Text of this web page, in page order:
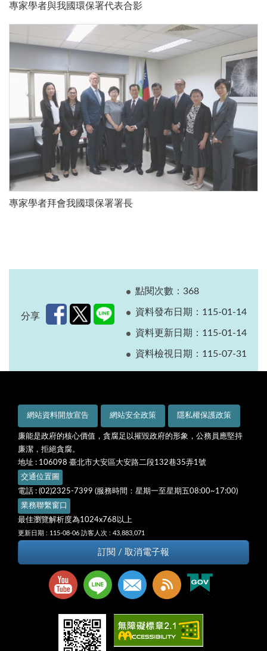
專家學者與我國環保署代表合影
專家學者拜會我國環保署署長
分享
點閱次數：368
資料發布日期：115-01-14
資料更新日期：115-01-14
資料檢視日期：115-07-31
網站資料開放宣告 網站安全政策 隱私權保護政策
廉能是政府的核心價值，貪腐足以摧毀政府的形象，公務員應堅持
廉潔，拒絕貪腐。
地址 : 106098 臺北市大安區大安路二段132巷35弄1號
交通位置圖
電話 : (02)2325-7399 (服務時間：星期一至星期五08:00~17:00)
業務聯繫窗口
最佳瀏覽解析度為1024x768以上
更新日期 : 115-08-06 訪客人次 : 43,883,071
訂閱 / 取消電子報